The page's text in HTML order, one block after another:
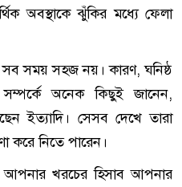
অবস্থাকে ঝুঁকির মধ্যে ফেলা
সময় সহজ নয়। কারণ, ঘনিষ্ঠ
অনেক কিছুই জানেন,
ইত্যাদি। সেসব দেখে তারা
করে নিতে পারেন।
আপনার খরচের হিসাব আপনার